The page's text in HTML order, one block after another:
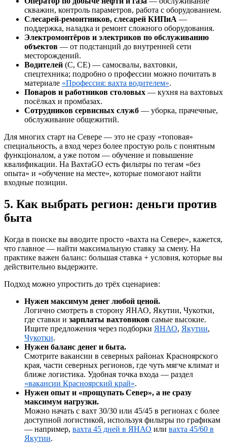
скважин, контроль параметров, работа с оборудованием.
Слесарей-ремонтников, слесарей КИПиА —
поддержка, наладка и ремонт сложного оборудования.
Электромонтёров и электриков по обслуживанию
объектов — от подстанций до внутренней сети
месторождений.
Водителей (С, СЕ) — самосвалы, вахтовки,
спецтехника; подробно о профессии можно почитать в
материале «Профессия: вахта водителем».
Поваров и работников столовых — кухня на вахтовых
посёлках и промбазах.
Сотрудников сервисных служб — уборка, прачечные,
обслуживание общежитий.
Для многих старт на Севере — это не сразу «топовая»
специальность, а вход через более простую роль с понятным
функціоналом, а уже потом — обучение и повышение
квалификации. На ВахтаGO есть фильтры по тегам «без
опыта» и «обучение на месте», которые помогают найти
входные позиции.
5. Как выбрать регион: деньги против
быта
Когда в поиске вы вводите просто «вахта на Севере», кажется,
что главное — найти максимальную ставку за смену. На
практике важен баланс: большая ставка + условия, которые вы
действительно выдержите.
Подход можно упростить до трёх сценариев:
Нужен максимум денег любой ценой.
Логично смотреть в сторону ЯНАО, Якутии, Чукотки,
где ставки и зарплаты вахтовиков самые высокие.
Ищите предложения через подборки ЯНАО, Якутии,
Чукотки.
Нужен баланс денег и быта.
Смотрите вакансии в северных районах Красноярского
края, части северных регионов, где чуть мягче климат и
ближе логистика. Удобная точка входа — раздел
«вакансии Красноярский край».
Нужен опыт и «прощупать Север», а не сразу
максимум нагрузки.
Можно начать с вахт 30/30 или 45/45 в регионах с более
доступной логистикой, используя фильтры по графикам
— например, вахта 45 дней в ЯНАО или вахта 45/60 в
Якутии.